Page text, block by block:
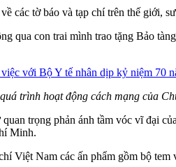
các tờ báo và tạp chí trên thế giới,
qua con trai mình trao tặng Bảo
trình hoạt động cách mạng của
trọng phản ánh tầm vóc vĩ đại
Minh.
Việt Nam các ấn phẩm gồm bộ